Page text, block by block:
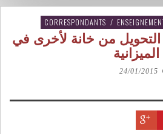
CORRESPONDANTS /
من خانة لأخرى في
24/01/2015